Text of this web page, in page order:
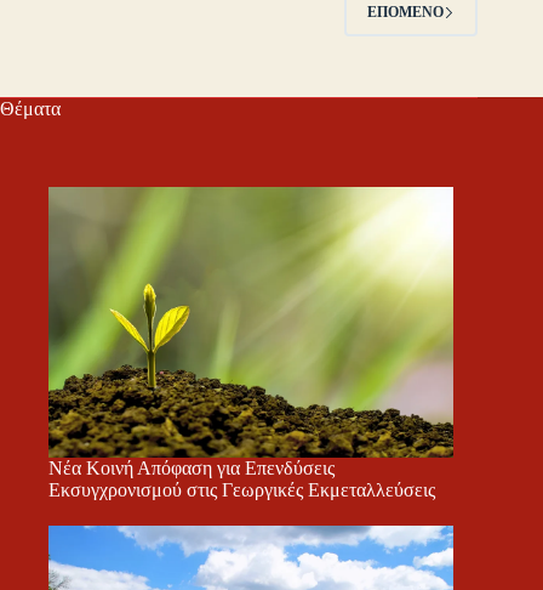
ΕΠΌΜΕΝΟ
Θέματα
Νέα Κοινή Απόφαση για Επενδύσεις
Εκσυγχρονισμού στις Γεωργικές Εκμεταλλεύσεις